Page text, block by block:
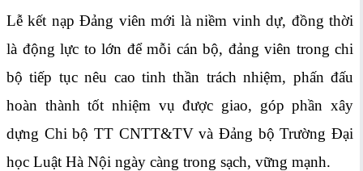
Lễ kết nạp Đảng viên mới là niềm vinh dự, đồng thời
là động lực to lớn để mỗi cán bộ, đảng viên trong chi
bộ tiếp tục nêu cao tinh thần trách nhiệm, phấn đấu
hoàn thành tốt nhiệm vụ được giao, góp phần xây
dựng Chi bộ TT CNTT&TV và Đảng bộ Trường Đại
học Luật Hà Nội ngày càng trong sạch, vững mạnh.